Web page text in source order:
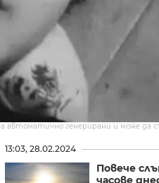
автоматично генерирани и може да
13:03, 28.02.2024
Повече
часове